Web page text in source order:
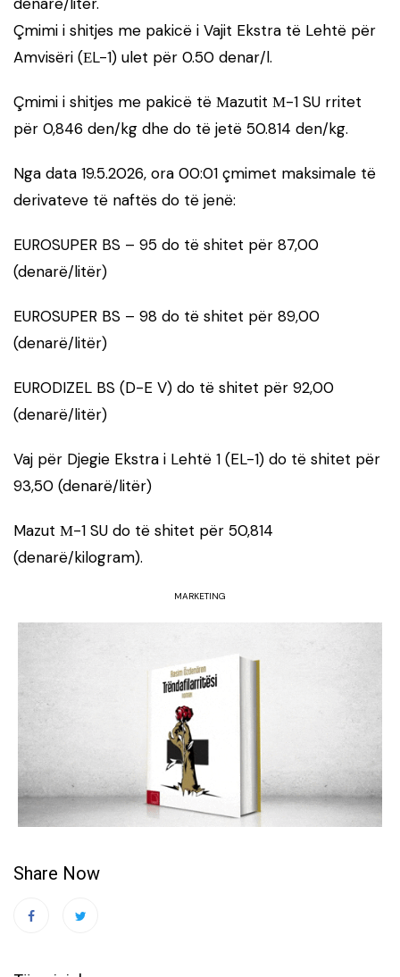
Çmimi i shitjes me pakicë i Vajit Ekstra të Lehtë për
Amvisëri (ЕL-1) ulet për 0.50 denar/l.
Çmimi i shitjes me pakicë të Мazutit М-1 SU rritet
për 0,846 den/kg dhe do të jetë 50.814 den/kg.
Nga data 19.5.2026, ora 00:01 çmimet maksimale të
derivateve të naftës do të jenë:
EUROSUPER BS – 95 do të shitet për 87,00
(denarë/litër)
EUROSUPER BS – 98 do të shitet për 89,00
(denarë/litër)
EURODIZEL BS (D-E V) do të shitet për 92,00
(denarë/litër)
Vaj për Djegie Ekstra i Lehtë 1 (EL-1) do të shitet për
93,50 (denarë/litër)
Mazut М-1 SU do të shitet për 50,814
(denarë/kilogram).
MARKETING
Share Now